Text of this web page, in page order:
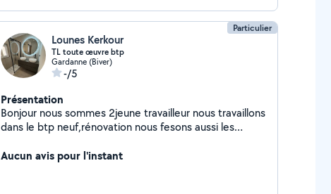
Particulier
Lounes Kerkour
TL toute œuvre btp
Gardanne (Biver)
-/5
Présentation
Bonjour nous sommes 2jeune travailleur nous travaillons
dans le btp neuf,rénovation nous fesons aussi les
Aucun avis pour l'instant